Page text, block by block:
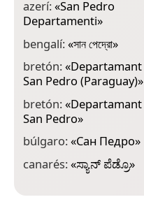
azerí:«San Pedro
Departamenti»
bengalí:«সান পেদ্রো»
bretón:«Departamant
San Pedro (Paraguay)»
bretón:«Departamant
San Pedro»
búlgaro:«Сан Педро»
canarés:«ಸ್ಯಾನ್ ಪೆಡ್ರೊ»